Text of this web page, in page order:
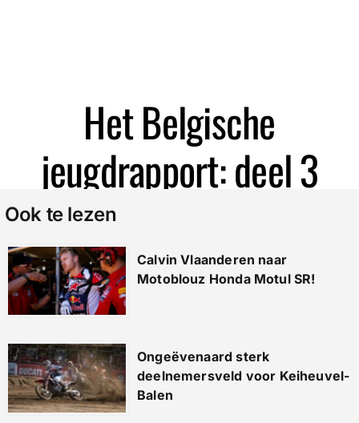
Het Belgische
jeugdrapport: deel 3
Ook te lezen
Calvin Vlaanderen naar
Motoblouz Honda Motul SR!
Ongeëvenaard sterk
deelnemersveld voor Keiheuvel-
Balen